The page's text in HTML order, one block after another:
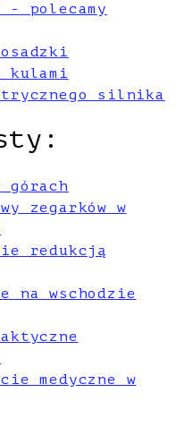
- polecamy
kulami
silnika
górach
zegarków w
redukcją
na wschodzie
medyczne w